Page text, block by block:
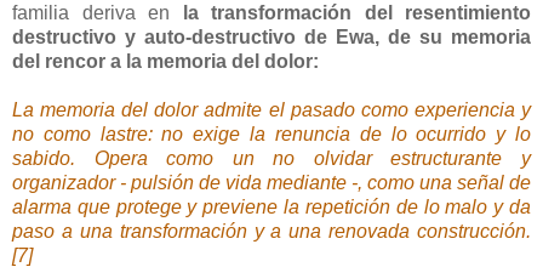
familia deriva en
la transformación del resentimiento
destructivo y auto-destructivo de Ewa, de su memoria
del rencor a la memoria del dolor:
La memoria del dolor admite el pasado como experiencia y
no como lastre: no exige la renuncia de lo ocurrido y lo
sabido. Opera como un no olvidar estructurante y
organizador - pulsión de vida mediante -, como una señal de
alarma que protege y previene la repetición de lo malo y da
paso a una transformación y a una renovada construcción.
[7]